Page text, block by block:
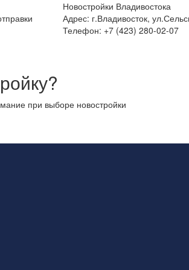
Новостройки Владивостока
Адрес: г.Владивосток,
Телефон: +7 (423) 280-02-07
при выборе новостройки